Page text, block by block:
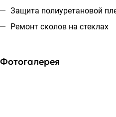
Защита полиуретановой
Ремонт сколов на стеклах
Фотогалерея